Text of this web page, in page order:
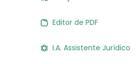
Editor de PDF
I.A. Assistente Jurídico